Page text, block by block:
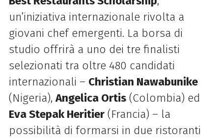
un’iniziativa internazionale rivolta a
giovani chef emergenti. La borsa di
studio offrirà a uno dei tre finalisti
selezionati tra oltre 480 candidati
internazionali – Christian Nawabunike
(Nigeria),Angelica Ortis(Colombia) ed
Eva Stepak Heritier(Francia) – la
possibilità di formarsi in due ristoranti